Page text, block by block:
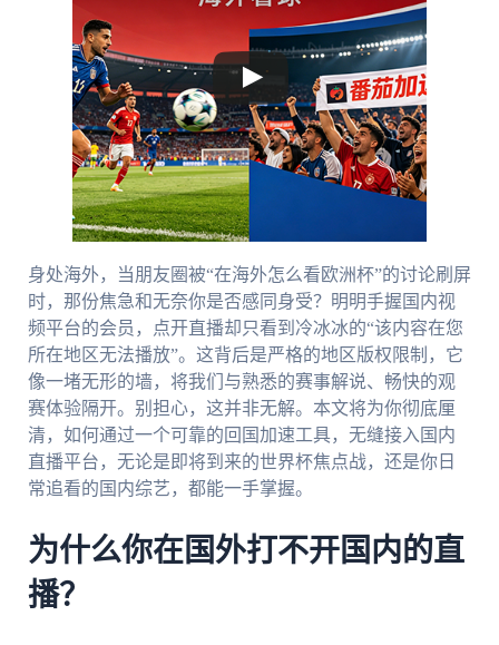
身处海外，当朋友圈被“在海外怎么看欧洲杯”的讨论刷屏
时，那份焦急和无奈你是否感同身受？明明手握国内视
频平台的会员，点开直播却只看到冷冰冰的“该内容在您
所在地区无法播放”。这背后是严格的地区版权限制，它
像一堵无形的墙，将我们与熟悉的赛事解说、畅快的观
赛体验隔开。别担心，这并非无解。本文将为你彻底厘
清，如何通过一个可靠的回国加速工具，无缝接入国内
直播平台，无论是即将到来的世界杯焦点战，还是你日
常追看的国内综艺，都能一手掌握。
为什么你在国外打不开国内的直
播？